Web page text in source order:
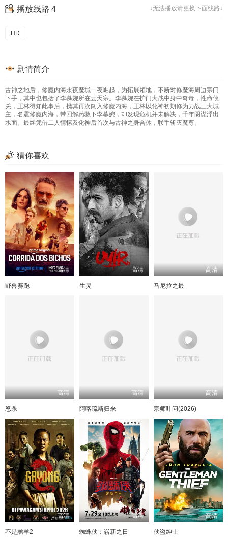
↓无法播放请更换下面线路↓
播放线路 4
HD
剧情简介
古神之地后，修魔内海永夜魔城一夜崛起，为拓展领地，不断对修魔海周边宗门
下手，其中也包括了李慕婉所在云天宗。李慕婉在护门大战中身中奇毒，性命攸
关，王林得知此事后，携其再次闯入修魔内海，王林以化神初期修为力战三大城
主，名震修魔内海，带回解药救下李幕婉，却发现危机并未解决，千年阴谋浮出
水面。最终凭借二人情愫及化神后首次与古神之身合体，联手斩灭魔尊。
猜你喜欢
高清
野兽赛跑
高清
生灵
高清
马尼拉之最
高清
怒杀
高清
阿喀琉斯归来
高清
宗师叶问(2026)
高清
不是羔羊2
高清
蜘蛛侠：崭新之日
高清
侠盗绅士